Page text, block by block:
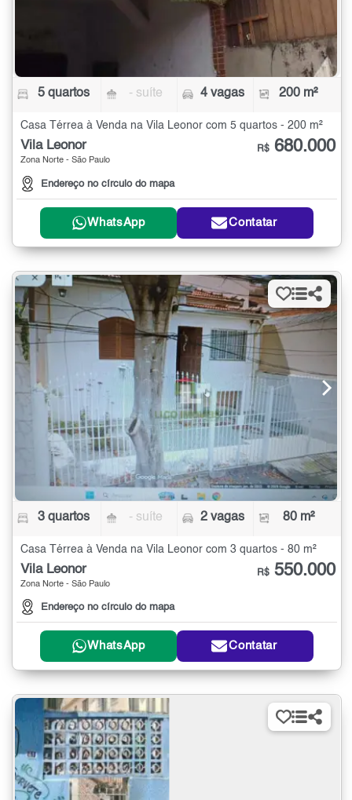
5 quartos - suíte 4 vagas 200 m²
Casa Térrea à Venda na Vila Leonor com 5 quartos - 200 m²
Vila Leonor
Zona Norte - São Paulo
Endereço no círculo do mapa
R$ 680.000
WhatsApp Contatar
3 quartos - suíte 2 vagas 80 m²
Casa Térrea à Venda na Vila Leonor com 3 quartos - 80 m²
Vila Leonor
Zona Norte - São Paulo
Endereço no círculo do mapa
R$ 550.000
WhatsApp Contatar